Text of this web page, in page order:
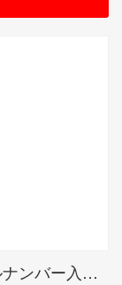
The Birthday 縄ロゴ ブラス シリアルナンバー入り(期間限定生産品)